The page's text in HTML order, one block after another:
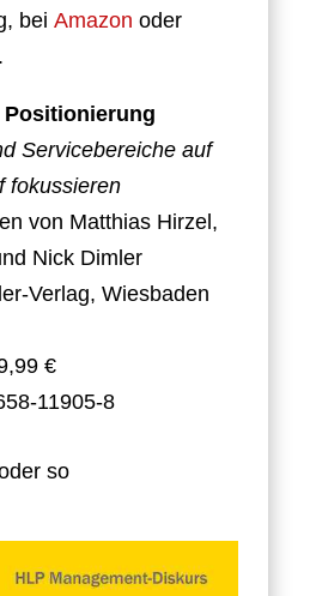
bei Amazon oder
Servicebereiche auf
fokussieren
von Matthias Hirzel,
Nick Dimler
Verlag, Wiesbaden
€
11905-8
so